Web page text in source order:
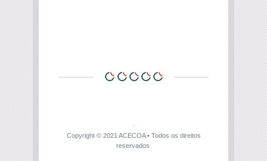
Copyright © 2021 ACECOA• Todos os direitos
reservados